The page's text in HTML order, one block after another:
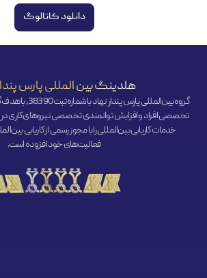
دانلود کاتالوگ
هلدینگ بین المللی پارس
گروه بین‌المللی
تخصصی افراد و افزایش توانمندی تخصصی نیروهای کاری
خدمات کاریابی بین‌المللی را با مجوز رسمی از کاریابی
فعالیت‌های خود افزوده است.